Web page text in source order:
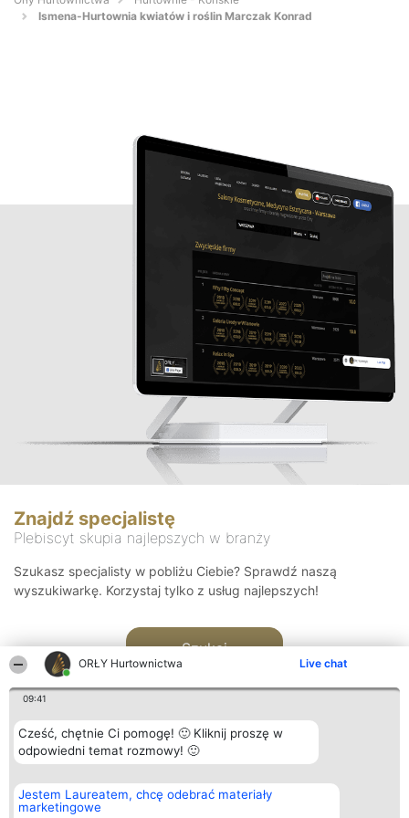
ORŁY Hurtownictwa Live chat
09:41
Cześć, chętnie Ci pomogę! 🙂 Kliknij proszę w
odpowiedni temat rozmowy! 🙂
Jestem Laureatem, chcę odebrać materiały
marketingowe
Ismena-Hurtownia kwiatów i roślin Marczak Konrad
Znajdź specjalistę
Plebiscyt skupia najlepszych w branży
Szukasz specjalisty w pobliżu Ciebie? Sprawdź naszą
wyszukiwarkę. Korzystaj tylko z usług najlepszych!
Szukaj
Organizator plebiscytu
Bright Side Solutions sp. z o.
o. sp. k.
Plebiscyt
Laureaci
Kontakt
Kontakt